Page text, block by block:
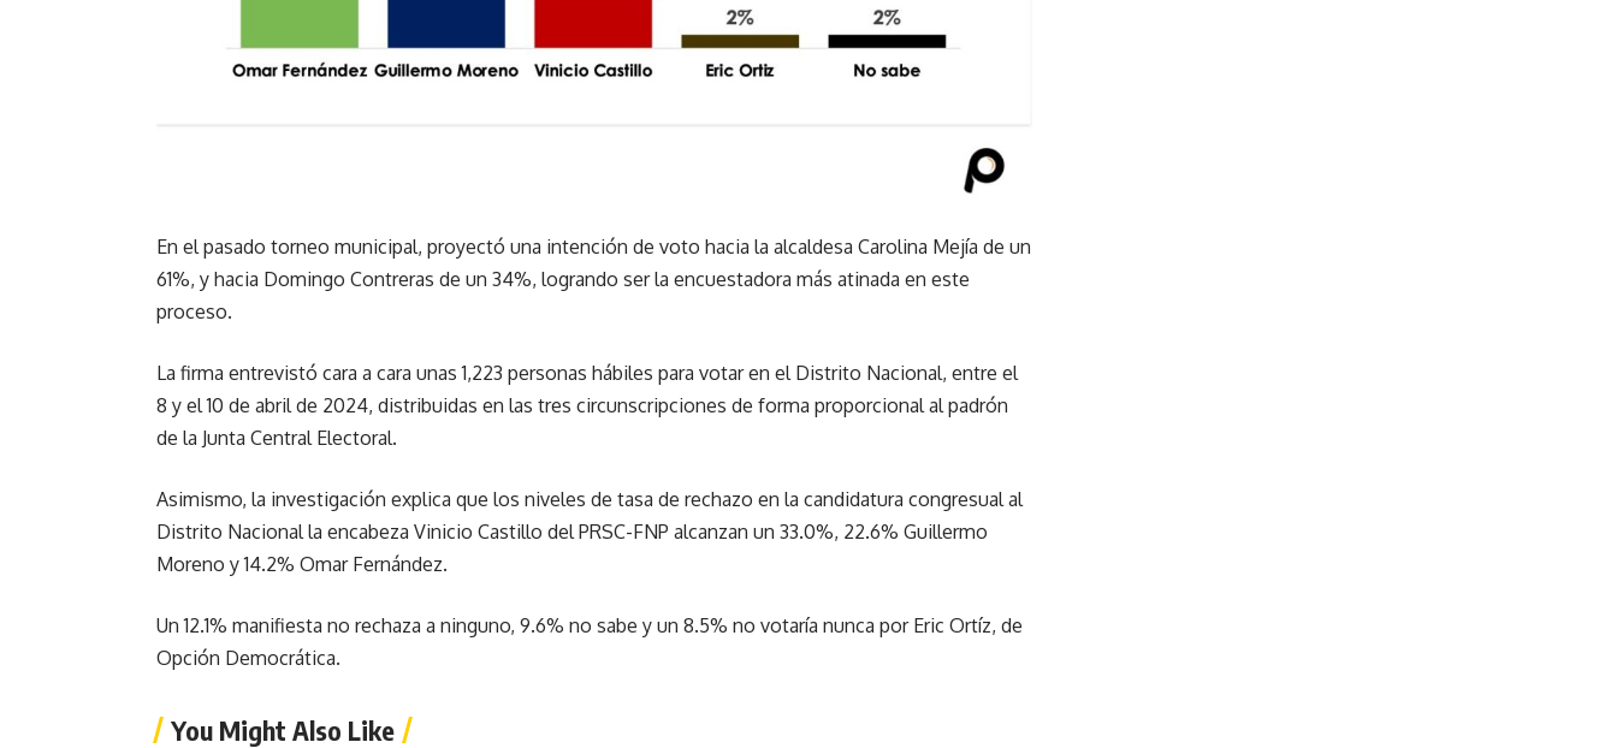
En el pasado torneo municipal, proyectó una intención de voto hacia la alcaldesa Carolina Mejía de un
61%, y hacia Domingo Contreras de un 34%, logrando ser la encuestadora más atinada en este
proceso.
La firma entrevistó cara a cara unas 1,223 personas hábiles para votar en el Distrito Nacional, entre el
8 y el 10 de abril de 2024, distribuidas en las tres circunscripciones de forma proporcional al padrón
de la Junta Central Electoral.
Asimismo, la investigación explica que los niveles de tasa de rechazo en la candidatura congresual al
Distrito Nacional la encabeza Vinicio Castillo del PRSC-FNP alcanzan un 33.0%, 22.6% Guillermo
Moreno y 14.2% Omar Fernández.
Un 12.1% manifiesta no rechaza a ninguno, 9.6% no sabe y un 8.5% no votaría nunca por Eric Ortíz, de
Opción Democrática.
You Might Also Like